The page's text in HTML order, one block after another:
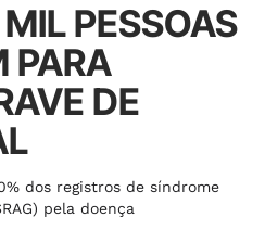
PESSOAS
PARA
DE
dos registros de síndrome
pela doença